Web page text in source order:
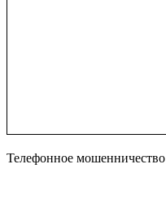
Телефонное мошенничество